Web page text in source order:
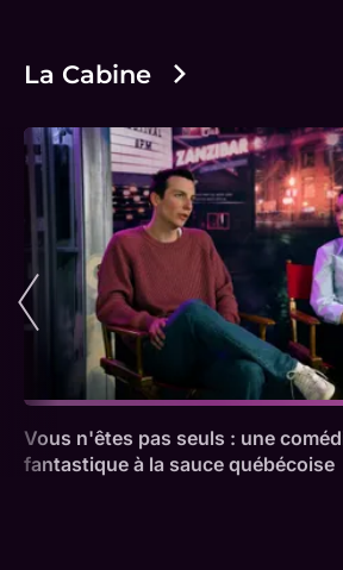
La Cabine
Vous n'êtes pas seuls : une
fantastique à la sauce québécoise